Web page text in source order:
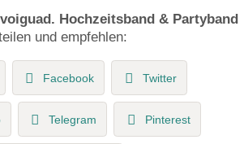
voiguad. Hochzeitsband & Partyband
und empfehlen:
Facebook Twitter
Telegram Pinterest